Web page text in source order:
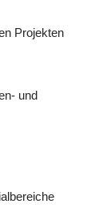
Projekten
und